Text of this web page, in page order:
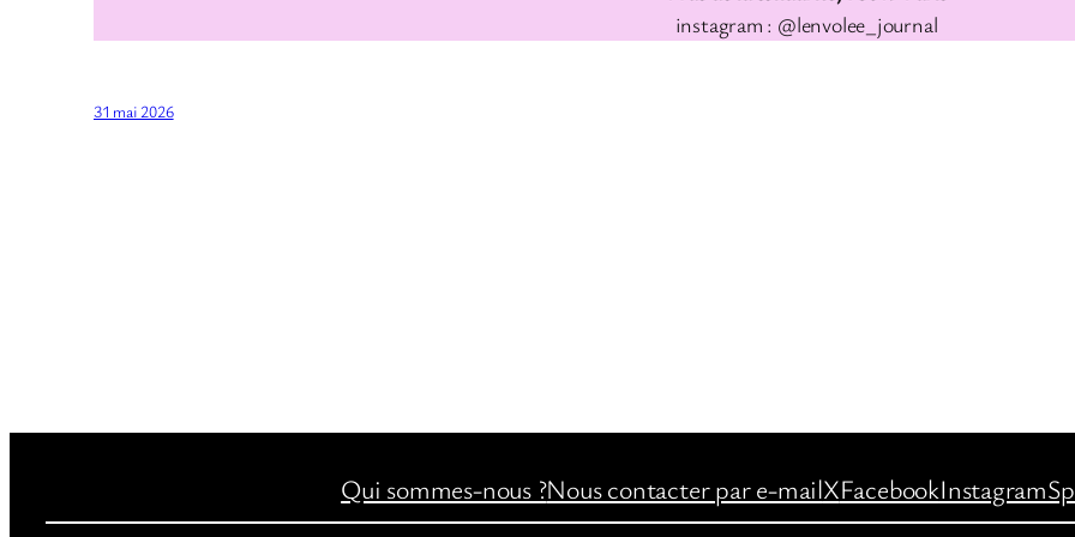
instagram : @lenvolee_journal
31 mai 2026
Qui sommes-nous ?Nous contacter par e-mailXFacebookInstagram